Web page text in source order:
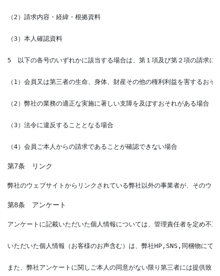
（2）請求内容・経緯・根拠資料
（3）本人確認資料
5　以下の各号のいずれかに該当する場合は、第１項及び第２項の請求
（1）会員又は第三者の生命、身体、財産その他の権利利益を害するおそ
（2）弊社の業務の適正な実施に著しい支障を及ぼすおそれがある場合
（3）法令に違反することとなる場合
（4）会員ご本人からの請求であることが確認できない場合
第7条 リンク
弊社のウェブサイトからリンクされている弊社以外の事業者が、そのウ
第8条 アンケート
アンケートに記載いただいた個人情報については、管理責任者を定め不
いただいた個人情報（お客様のお声含む）は、弊社HP,SNS,同梱物にて
また、弊社アンケートに関しご本人の同意がない限り第三者には提供致し